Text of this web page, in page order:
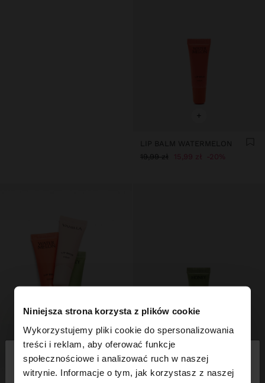
Niniejsza strona korzysta z plików cookie
Wykorzystujemy pliki cookie do spersonalizowania
treści i reklam, aby oferować funkcje
społecznościowe i analizować ruch w naszej
witrynie. Informacje o tym, jak korzystasz z naszej
witaj
+
LIP BALM WATERMELON
19,99 zł 15,99 zł 20%